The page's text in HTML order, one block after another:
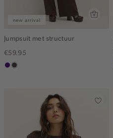
new arrival
Jumpsuit met structuur
€59.95
indigochoco